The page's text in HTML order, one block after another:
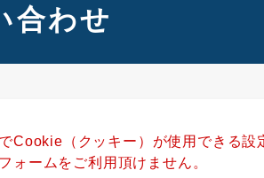
合わせ
Cookie（クッキー）が使用できる
ォームをご利用頂けません。